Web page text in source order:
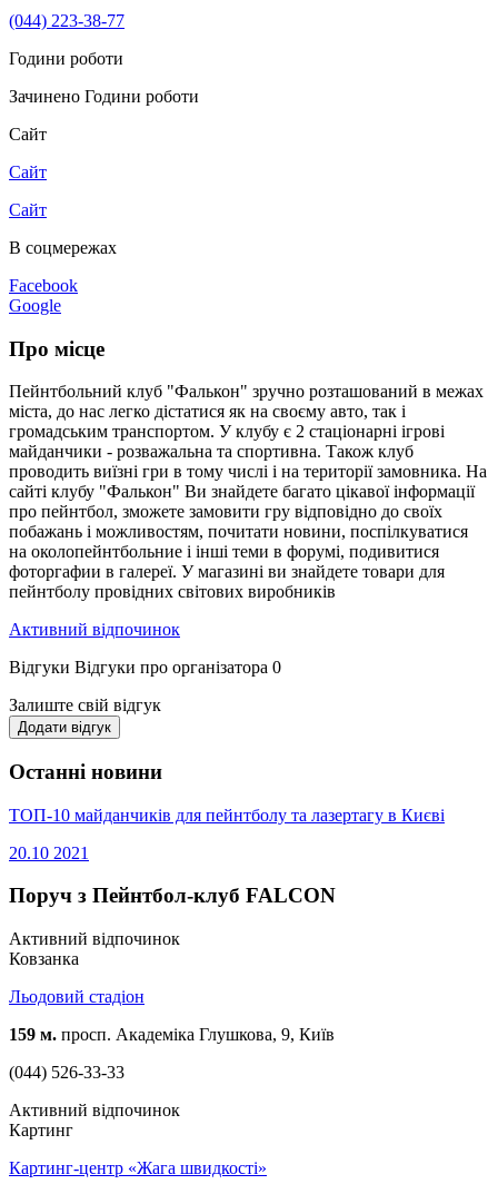
(044) 223-38-77
Години роботи
Зачинено Години роботи
Сайт
Сайт
Сайт
В соцмережах
Facebook
Google
Про місце
Пейнтбольний клуб "Фалькон" зручно розташований в межах
міста, до нас легко дістатися як на своєму авто, так і
громадським транспортом. У клубу є 2 стаціонарні ігрові
майданчики - розважальна та спортивна. Також клуб
проводить виїзні гри в тому числі і на території замовника. На
сайті клубу "Фалькон" Ви знайдете багато цікавої інформації
про пейнтбол, зможете замовити гру відповідно до своїх
побажань і можливостям, почитати новини, поспілкуватися
на околопейнтбольние і інші теми в форумі, подивитися
фоторгафии в галереї. У магазині ви знайдете товари для
пейнтболу провідних світових виробників
Активний відпочинок
Відгуки Відгуки про організатора 0
Залиште свій відгук
Додати відгук
Останні новини
ТОП-10 майданчиків для пейнтболу та лазертагу в Києві
20.10 2021
Поруч з Пейнтбол-клуб FALCON
Активний відпочинок
Ковзанка
Льодовий стадіон
159 м. просп. Академіка Глушкова, 9, Київ
(044) 526-33-33
Активний відпочинок
Картинг
Картинг-центр «Жага швидкості»